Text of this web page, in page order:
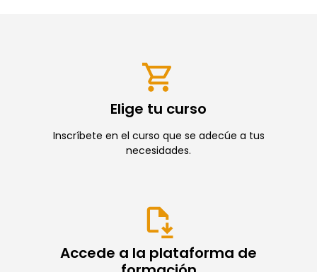
Elige tu curso
Inscríbete en el curso que se adecúe a tus
necesidades.
Accede a la plataforma de